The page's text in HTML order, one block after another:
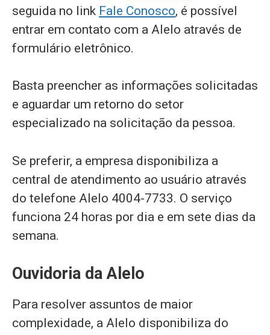
seguida no link Fale Conosco, é possível
entrar em contato com a Alelo através de
formulário eletrônico.
Basta preencher as informações solicitadas
e aguardar um retorno do setor
especializado na solicitação da pessoa.
Se preferir, a empresa disponibiliza a
central de atendimento ao usuário através
do telefone Alelo 4004-7733. O serviço
funciona 24 horas por dia e em sete dias da
semana.
Ouvidoria da Alelo
Para resolver assuntos de maior
complexidade, a Alelo disponibiliza do